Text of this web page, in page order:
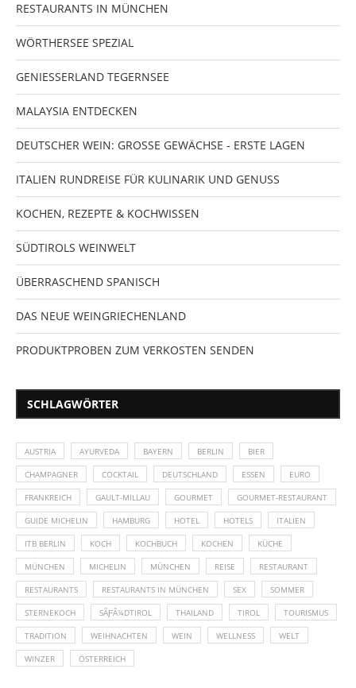
RESTAURANTS IN MÜNCHEN
WÖRTHERSEE SPEZIAL
GENIESSERLAND TEGERNSEE
MALAYSIA ENTDECKEN
DEUTSCHER WEIN: GROSSE GEWÄCHSE - ERSTE LAGEN
ITALIEN RUNDREISE FÜR KULINARIK UND GENUSS
KOCHEN, REZEPTE & KOCHWISSEN
SÜDTIROLS WEINWELT
ÜBERRASCHEND SPANISCH
DAS NEUE WEINGRIECHENLAND
PRODUKTPROBEN ZUM VERKOSTEN SENDEN
SCHLAGWÖRTER
AUSTRIA AYURVEDA BAYERN BERLIN BIER
CHAMPAGNER COCKTAIL DEUTSCHLAND ESSEN EURO
FRANKREICH GAULT-MILLAU GOURMET GOURMET-RESTAURANT
GUIDE MICHELIN HAMBURG HOTEL HOTELS ITALIEN
ITB BERLIN KOCH KOCHBUCH KOCHEN KÜCHE
MÜNCHEN MICHELIN MÜNCHEN REISE RESTAURANT
RESTAURANTS RESTAURANTS IN MÜNCHEN SEX SOMMER
STERNEKOCH SÃƑÂ¼DTIROL THAILAND TIROL TOURISMUS
TRADITION WEIHNACHTEN WEIN WELLNESS WELT
WINZER ÖSTERREICH